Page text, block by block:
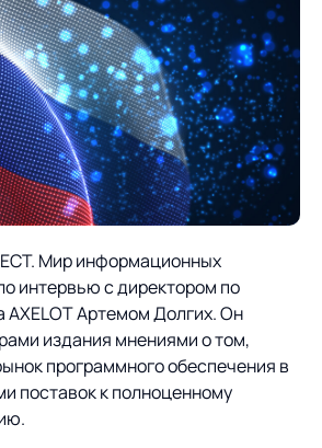
Контакты
Партнеры
Импортозамещение
поставок
Управление двором
Логистический
консалтинг
Нетворкинг и обмен
опытом вместе с AXELOT
Облачные сервисы
СМИ о нас
Мир информационных
интервью с директором по
AXELOT Артемом Долгих. Он
издания мнениями о том,
программного обеспечения в
поставок к полноценному